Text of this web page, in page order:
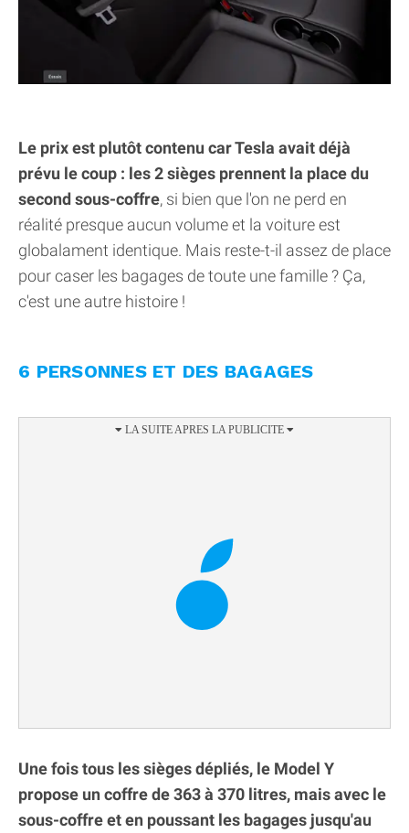
Le prix est plutôt contenu car Tesla avait déjà
prévu le coup : les 2 sièges prennent la place du
second sous-coffre, si bien que l'on ne perd en
réalité presque aucun volume et la voiture est
globalament identique. Mais reste-t-il assez de place
pour caser les bagages de toute une famille ? Ça,
c'est une autre histoire !
6 PERSONNES ET DES BAGAGES
Une fois tous les sièges dépliés, le Model Y
propose un coffre de 363 à 370 litres, mais avec le
sous-coffre et en poussant les bagages jusqu'au